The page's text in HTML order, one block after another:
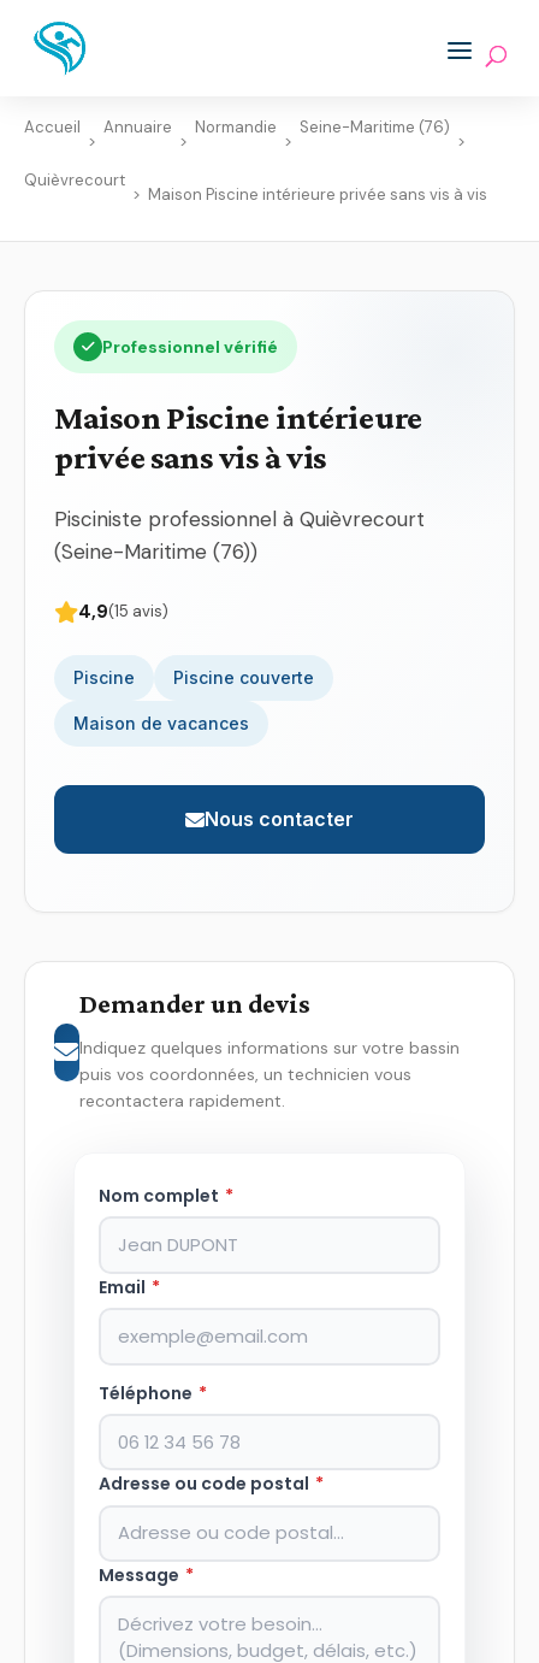
Accueil
>
Annuaire
>
Normandie
>
Seine-Maritime (76)
>
Quièvrecourt
> Maison Piscine intérieure privée sans vis à vis
Professionnel vérifié
Maison Piscine intérieure
privée sans vis à vis
Pisciniste professionnel à Quièvrecourt
(Seine-Maritime (76))
4,9(15 avis)
Piscine Piscine couverte
Maison de vacances
Nous contacter
Demander un devis
Indiquez quelques informations sur votre bassin
puis vos coordonnées, un technicien vous
recontactera rapidement.
Nom complet *
Email *
Téléphone *
Adresse ou code postal *
Message *